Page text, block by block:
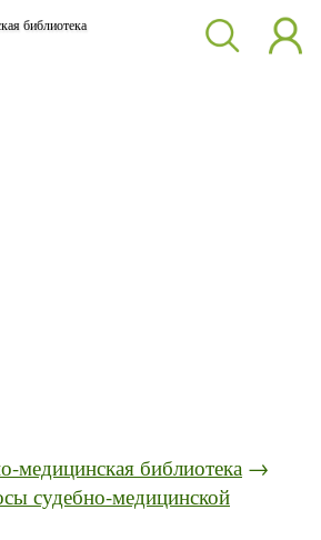
библиотека
медицинская библиотека →
судебно-медицинской